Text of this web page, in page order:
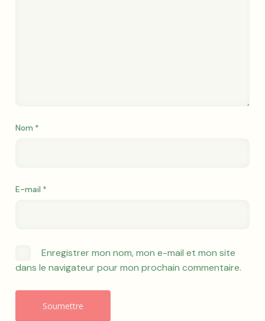
Nom *
E-mail *
Enregistrer mon nom, mon e-mail et mon site
dans le navigateur pour mon prochain commentaire.